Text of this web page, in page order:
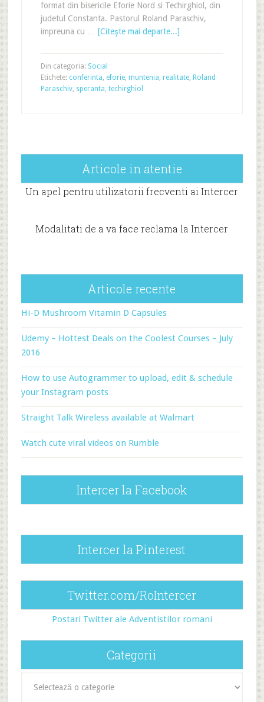
format din bisericile Eforie Nord si Techirghiol, din
judetul Constanta. Pastorul Roland Paraschiv,
impreuna cu … [Citeşte mai departe...]
Din categoria: Social
Etichete: conferinta, eforie, muntenia, realitate, Roland
Paraschiv, speranta, techirghiol
Articole in atentie
Un apel pentru utilizatorii frecventi ai Intercer
Modalitati de a va face reclama la Intercer
Articole recente
Hi-D Mushroom Vitamin D Capsules
Udemy – Hottest Deals on the Coolest Courses – July
2016
How to use Autogrammer to upload, edit & schedule
your Instagram posts
Straight Talk Wireless available at Walmart
Watch cute viral videos on Rumble
Intercer la Facebook
Intercer la Pinterest
Twitter.com/RoIntercer
Postari Twitter ale Adventistilor romani
Categorii